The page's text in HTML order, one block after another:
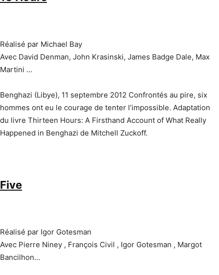
Réalisé par Michael Bay
Avec David Denman, John Krasinski, James Badge Dale, Max
Martini …
Benghazi (Libye), 11 septembre 2012 Confrontés au pire, six
hommes ont eu le courage de tenter l’impossible. Adaptation
du livre Thirteen Hours: A Firsthand Account of What Really
Happened in Benghazi de Mitchell Zuckoff.
Five
Réalisé par Igor Gotesman
Avec Pierre Niney , François Civil , Igor Gotesman , Margot
Bancilhon…